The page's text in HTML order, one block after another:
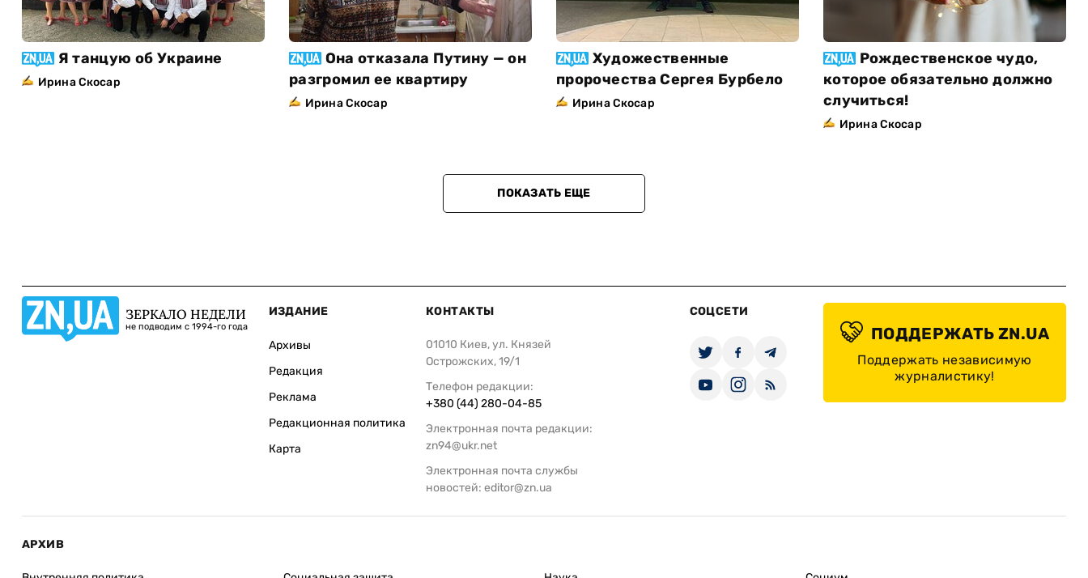
Я танцую об Украине
Ирина Скосар
Она отказала Путину — он
разгромил ее квартиру
Ирина Скосар
Художественные
пророчества Сергея Бурбело
Ирина Скосар
Рождественское чудо,
которое обязательно должно
случиться!
Ирина Скосар
ПОКАЗАТЬ ЕЩЕ
ЗЕРКАЛО НЕДЕЛИ
не подводим с 1994-го года
ИЗДАНИЕ
Архивы
Редакция
Реклама
Редакционная политика
Карта
КОНТАКТЫ
01010 Киев, ул. Князей
Острожских, 19/1
Телефон редакции:
+380 (44) 280-04-85
Электронная почта редакции:
zn94@ukr.net
Электронная почта службы
новостей: editor@zn.ua
СОЦСЕТИ
ПОДДЕРЖАТЬ ZN.UA
Поддержать независимую
журналистику!
АРХИВ